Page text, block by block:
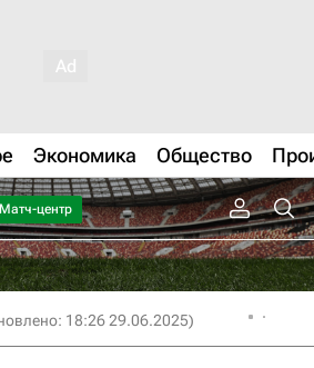
Экономика Общество
Матч-центр
18:26 29.06.2025)